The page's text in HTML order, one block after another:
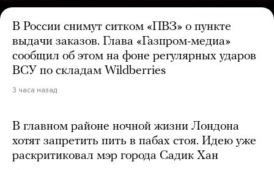
В России снимут ситком «ПВЗ» о пункте
выдачи заказов. Глава «Газпром-медиа»
сообщил об этом на фоне регулярных ударов
ВСУ по складам Wildberries
3 часа назад
В главном районе ночной жизни Лондона
хотят запретить пить в пабах стоя. Идею уже
раскритиковал мэр города Садик Хан